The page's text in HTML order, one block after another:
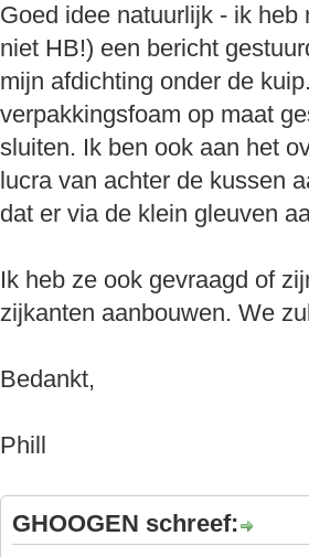
Goed idee natuurlijk - ik
niet HB!) een bericht
mijn afdichting onder de
verpakkingsfoam op maat
sluiten. Ik ben ook aan het
lucra van achter de kussen
dat er via de klein gleuven
Ik heb ze ook gevraagd of
zijkanten aanbouwen. We
Bedankt,
Phill
GHOOGEN schreef: